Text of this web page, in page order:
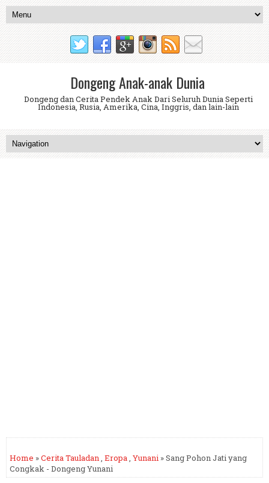
Dongeng Anak-anak Dunia
Dongeng dan Cerita Pendek Anak Dari Seluruh Dunia Seperti
Indonesia, Rusia, Amerika, Cina, Inggris, dan lain-lain
Home »Cerita Tauladan, Eropa, Yunani » Sang Pohon Jati yang
Congkak - Dongeng Yunani